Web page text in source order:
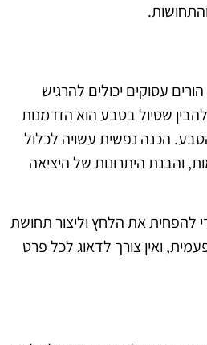
עסוקים יכולים להרגיש
שטיול בטבע הוא הזדמנות
הכנה נפשית עשויה לכלול
והבנת היתרונות של היציאה
להפחית את הלחץ וליצור תחושת
ואין צורך לדאוג לכל פרט